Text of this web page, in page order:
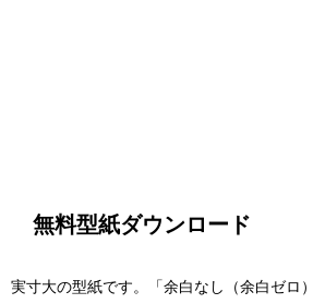
無料型紙ダウンロード
実寸大の型紙です。「余白なし（余白ゼロ